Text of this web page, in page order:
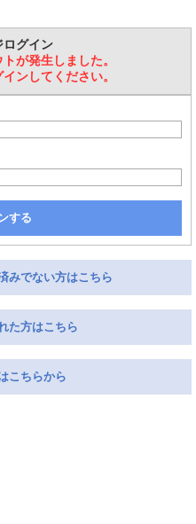
ログイン
が発生しました。
ンしてください。
する
みでない方はこちら
た方はこちら
こちらから